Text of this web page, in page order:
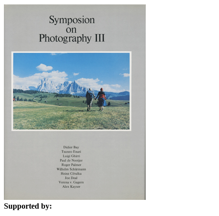
Supported by: